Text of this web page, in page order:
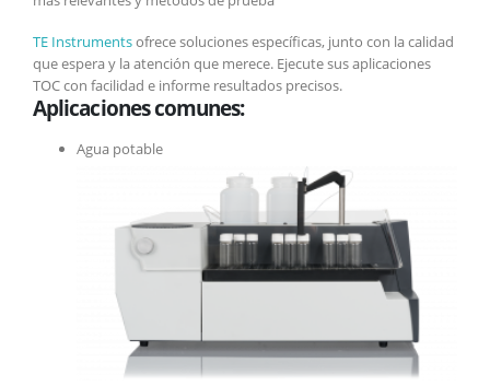
TE Instrumentsofrece soluciones específicas, junto con la calidad
que espera y la atención que merece. Ejecute sus aplicaciones
TOC con facilidad e informe resultados precisos.
Aplicaciones comunes:
Agua potable